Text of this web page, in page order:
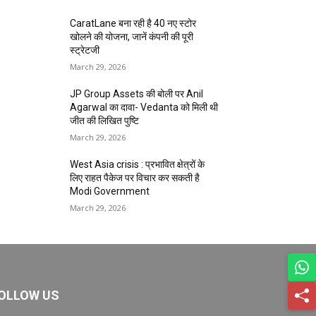
CaratLane बना रही है 40 नए स्टोर
खोलने की योजना, जानें कंपनी की पूरी
स्ट्रेटजी
March 29, 2026
JP Group Assets की बोली पर Anil
Agarwal का दावा- Vedanta को मिली थी
जीत की लिखित पुष्टि
March 29, 2026
West Asia crisis : प्रभावित क्षेत्रों के
लिए राहत पैकेज पर विचार कर सकती है
Modi Government
March 29, 2026
US